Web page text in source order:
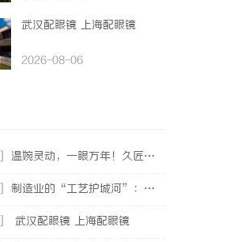
武汉配眼镜 上海配眼镜
2026-08-06
温婉灵动，一眼万年！久匠量身定制的眉眼唇，才是你整张脸的点睛之笔！淡颜系女生的气质加分项
制造业的“工艺护城河”：商业秘密律师如何守住车间里的“Know-how”
武汉配眼镜 上海配眼镜